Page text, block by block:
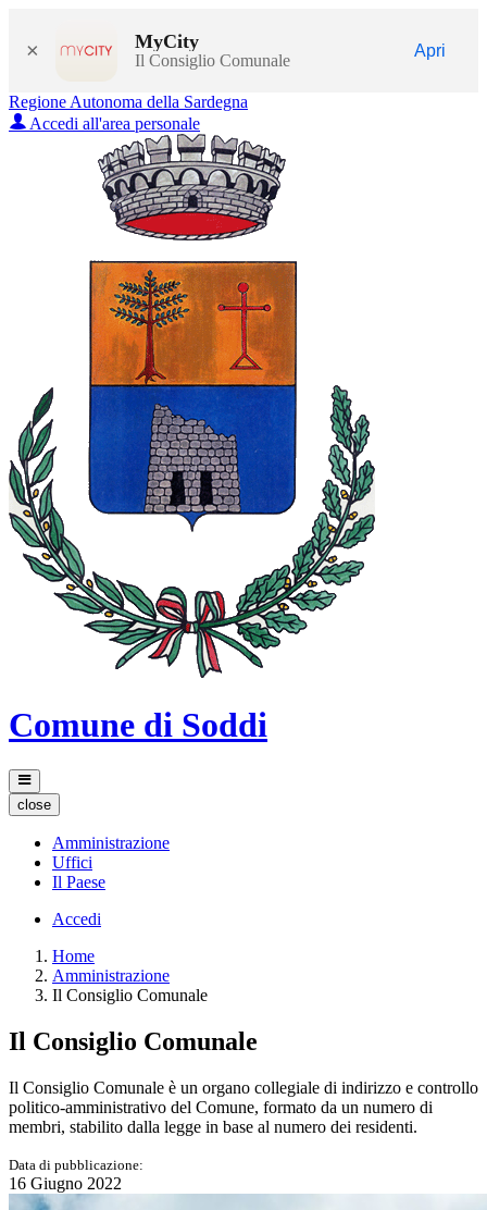
× MyCity
Il Consiglio Comunale
Apri
Regione Autonoma della Sardegna
Accedi all'area personale
Comune di Soddi
close
Amministrazione
Uffici
Il Paese
Accedi
Home
Amministrazione
Il Consiglio Comunale
Il Consiglio Comunale
Il Consiglio Comunale è un organo collegiale di indirizzo e controllo
politico-amministrativo del Comune, formato da un numero di
membri, stabilito dalla legge in base al numero dei residenti.
Data di pubblicazione:
16 Giugno 2022